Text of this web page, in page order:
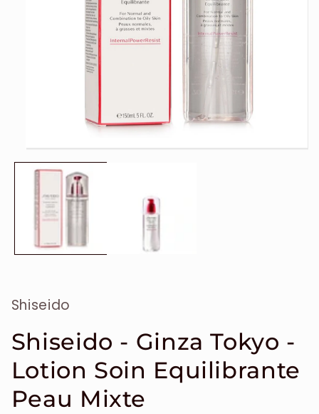
le
média
dans
une
fenêtre
Shiseido
Shiseido - Ginza Tokyo -
Lotion Soin Equilibrante
Peau Mixte